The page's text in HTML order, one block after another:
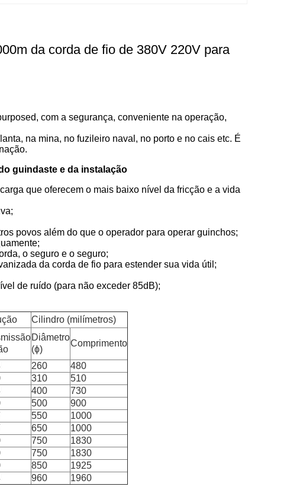
da corda de fio de 380V 220V para
com a segurança, conveniente na operação,
na mina, no fuzileiro naval, no porto e no cais etc. É
guindaste e da instalação
que oferecem o mais baixo nível da fricção e a vida
povos além do que o operador para operar guinchos;
o seguro e o seguro;
da corda de fio para estender sua vida útil;
de ruído (para não exceder 85dB);
Cilindro (milímetros)
Diâmetro
(ɸ)
Comprimento
260
480
310
510
400
730
500
900
550
1000
650
1000
750
1830
750
1830
850
1925
960 1960